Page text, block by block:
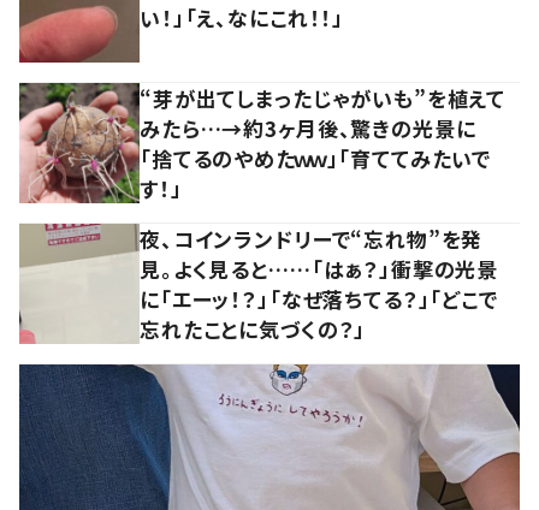
い！」「え、なにこれ！！」
“芽が出てしまったじゃがいも”を植えて
みたら…→約3ヶ月後、驚きの光景に
「捨てるのやめたｗｗ」「育ててみたいで
す！」
夜、コインランドリーで“忘れ物”を発
見。よく見ると……「はぁ？」衝撃の光景
に「エーッ！？」「なぜ落ちてる？」「どこで
忘れたことに気づくの？」